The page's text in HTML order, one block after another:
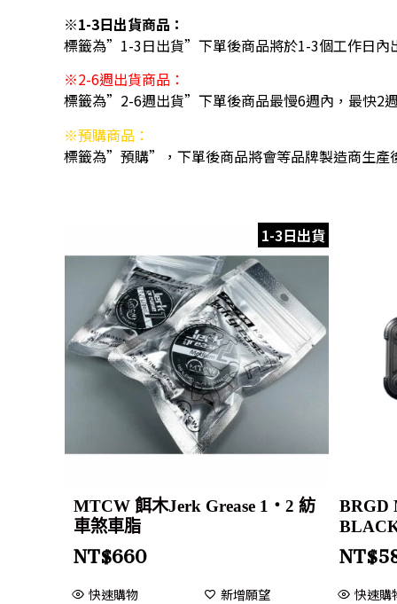
※1-3日出貨商品：
標籤為”1-3日出貨”下單後商品將於1-3個工作日內
※2-6週出貨商品：
標籤為”2-6週出貨”下單後商品最慢6週內，最快2
※預購商品：
標籤為”預購”，下單後商品將會等品牌製造商生產
1-3日出貨
MTCW 餌木Jerk Grease 1・2 紡
車煞車脂
NT$660
快速購物 新增願望
BRGD
NT$
快速購